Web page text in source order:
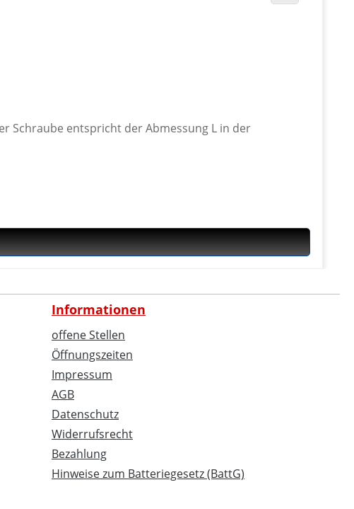
Schraube entspricht der Abmessung L in der
Informationen
offene Stellen
Öffnungszeiten
Impressum
AGB
Datenschutz
Widerrufsrecht
Bezahlung
Hinweise zum Batteriegesetz (BattG)